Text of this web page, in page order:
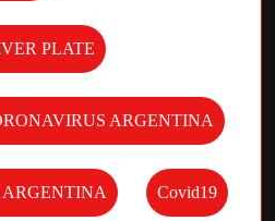
PLATE
ARGENTINA
Covid19